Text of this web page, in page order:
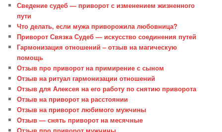
Сведение судеб — приворот с изменением жизненного
пути
Что делать, если мужа приворожила любовница?
Приворот Связка Судеб — искусство соединения путей
Гармонизация отношений – отзыв на магическую
помощь
Отзыв про приворот на примирение с сыном
Отзыв на ритуал гармонизации отношений
Отзыв для Алексея на его работу по снятию приворота
Отзыв на приворот на расстоянии
Отзыв на приворот любимого мужчины
Отзыв — снять приворот на месячные